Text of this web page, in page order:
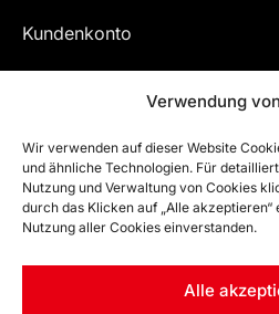
Verwendung
Wir verwenden auf dieser Website
und ähnliche Technologien. Für
Nutzung und Verwaltung von Cookies
durch das Klicken auf „Alle
Nutzung aller Cookies einverstanden.
Alle
Kundenkonto